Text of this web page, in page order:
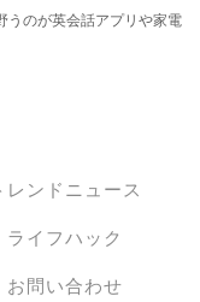
うのが英会話アプリや家電
レンドニュース
ライフハック
お問い合わせ